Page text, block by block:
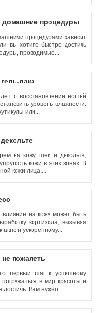
домашние процедуры
процедурами зависит
вы хотите быстро достичь
проводимые...
лака
о восстановлении ногтей
уровень влажности.
или...
на кожу шеи и декольте,
кожи в этих зонах. В
кожи лица,...
влияние на кожу может быть
кортизола, вызывая
акне и ускоренному...
пожалеть
первый шаг к успешному
в мир красоты и
достичь. Вам нужно...